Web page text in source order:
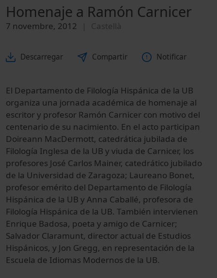
Homenaje a Ramón Carnicer
7 novembre, 2012 Castellà
Descarregar Compartir Notificar
El Departamento de Filología Hispánica de la UB
organiza una jornada académica de homenaje al
escritory profesor Ramón Carnicer con motivo del
centenario de su nacimiento. En el acto participan
Doireann MacDermott, catedrática jubilada de
Filología Inglesa de la UB yviuda de Carnicer, los
profesores José Carlos Mainer, catedrático jubilado
de la Universidad de Zaragoza; Laureano Bonet,
profesor emérito del Departamento de Filología
Hispánica de la UB y Anna Caballé, profesora de
Filología Hispánica de la UB. También intervienen
Enrique Badosa, poeta y amigo de Carnicer;
Salvador Claramunt, director actual de Estudios
Hispánicos, y Jon Gregg, en representación de la
Escuela de Idiomas Modernos de la UB.